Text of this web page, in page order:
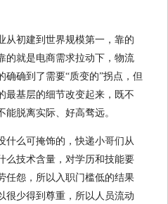
从初建到世界规模第一，靠的
的就是电商需求拉动下，物流
确确到了需要“质变的”拐点，但
最基层的细节改变起来，既不
脱离实际、好高骛远。
什么可掩饰的，快递小哥们从
么技术含量，对学历和技能要
任怨，所以入职门槛低的结果
很少得到尊重，所以人员流动